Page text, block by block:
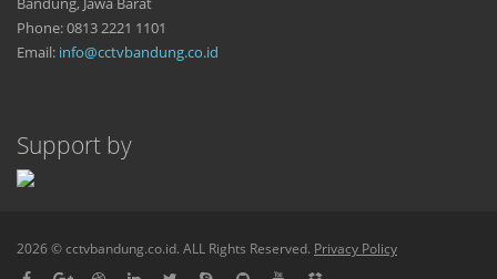
Phone: 0813 2221 1101
Email: info@cctvbandung.co.id
Support by
2026 © cctvbandung.co.id. ALL Rights Reserved. Privacy Policy